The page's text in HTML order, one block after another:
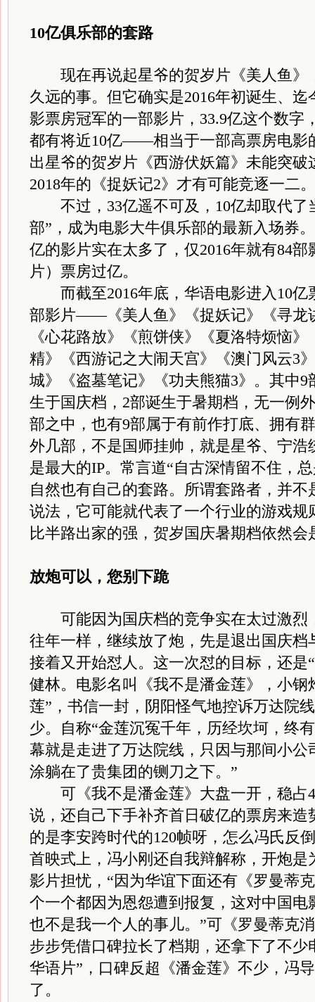
10亿俱乐部的套路
现在再说起星爷的贺岁片《美人鱼》
久远的事。但它确实是2016年初诞生、
影票房冠军的一部影片，33.9亿这个数字
都有将近10亿——相当于一部高票房电影
出星爷的贺岁片《西游伏妖篇》未能突破
2018年的《捉妖记2》才有可能竞逐一二。
不过，33亿遥不可及，10亿却取代了
部”，成为电影大牛俱乐部的最新入场券
亿的影片实在太多了，仅2016年就有84部
片）票房过亿。
而截至2016年底，华语电影进入10亿
部影片——《美人鱼》《捉妖记》《寻龙
《心花路放》《煎饼侠》《夏洛特烦恼
精》《西游记之大闹天宫》《澳门风云3
城》《盗墓笔记》《功夫熊猫3》。其中9
生于国庆档，2部诞生于暑期档，无一例
部之中，也有9部属于有前作打底、拥有
外几部，不是国师挂帅，就是星爷、宁浩
是最大的IP。常言道“自古深情留不住，
自然也有自己的套路。所谓套路者，并
说法，它可能就代表了一个行业的游戏
比半路出家的强，贺岁国庆暑期档依然会
放炮可以，您别下跪
可能因为国庆档的竞争实在太过激烈
往年一样，继续放了炮，先是退出国庆档
接着又开始怼人。这一次怼的目标，还是
健林。电影名叫《我不是潘金莲》，小钢
莲”，书信一封，阴阳怪气地控诉万达院
少。自称“金莲沉冤千年，历经坎坷，终
幕就是走进了万达院线，只因与那间小公
涂躺在了贵集团的铡刀之下。”
可《我不是潘金莲》大盘一开，稳占
说，还自己下手补齐首日破亿的票房来造
的是李安跨时代的120帧呀，怎么冯氏反
首映式上，冯小刚还自我辩解称，开炮是
影片担忧，“因为华谊下面还有《罗曼蒂
个一个都因为恩怨遭到报复，这对中国电
也不是我一个人的事儿。”可《罗曼蒂克
步步凭借口碑拉长了档期，还拿下了不少
华语片”，口碑反超《潘金莲》不少，冯
了。